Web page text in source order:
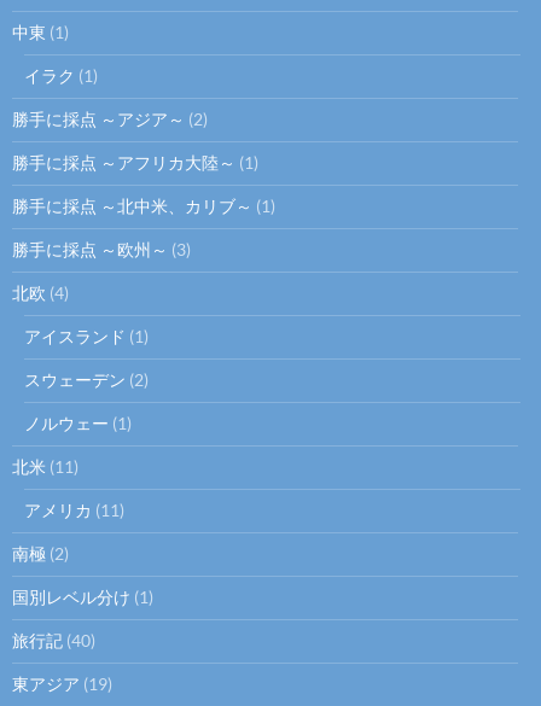
中東 (1)
イラク (1)
勝手に採点 ～アジア～ (2)
勝手に採点 ～アフリカ大陸～ (1)
勝手に採点 ～北中米、カリブ～ (1)
勝手に採点 ～欧州～ (3)
北欧 (4)
アイスランド (1)
スウェーデン (2)
ノルウェー (1)
北米 (11)
アメリカ (11)
南極 (2)
国別レベル分け (1)
旅行記 (40)
東アジア (19)